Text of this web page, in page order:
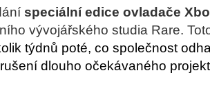
speciální edice ovladače
vývojářského studia Rare.
týdnů poté, co společnost
dlouho očekávaného